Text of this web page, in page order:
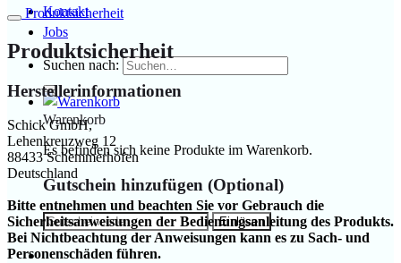
Kontakt
Jobs
Suchen nach:
Warenkorb
Es befinden sich keine Produkte im Warenkorb.
Gutschein hinzufügen (Optional)
Produktsicherheit
Produktsicherheit
Herstellerinformationen
Schick GmbH,
Lehenkreuzweg 12
88433 Schemmerhofen
Deutschland
Bitte entnehmen und beachten Sie vor Gebrauch die
Sicherheitsanweisungen der Bedienungsanleitung des Produkts.
Bei Nichtbeachtung der Anweisungen kann es zu Sach- und
Personenschäden führen.